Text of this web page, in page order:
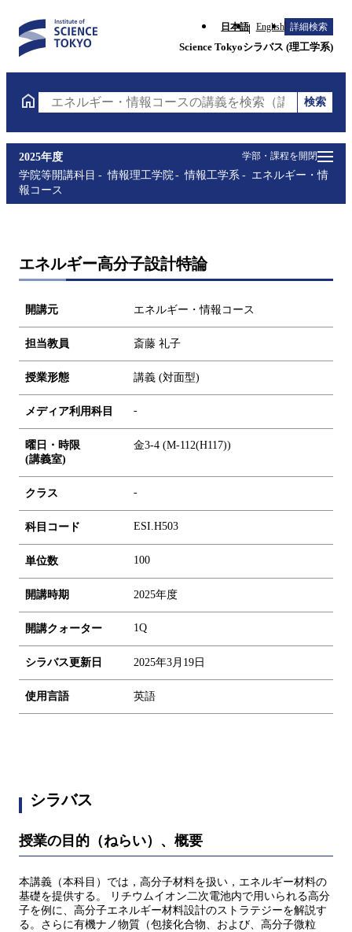
日本語 English 詳細検索
Science Tokyoシラバス (理工学系)
エネルギー・情報コースの講義を検索（講義名・科
検索
学部・課程を開閉
2025年度
学院等開講科目
情報理工学院 情報工学系
エネルギー・情
報コース
エネルギー高分子設計特論
開講元 エネルギー・情報コース
担当教員 斎藤 礼子
授業形態 講義 (対面型)
メディア利用科目 -
曜日・時限
(講義室)
金3-4 (M-112(H117))
クラス -
科目コード ESI.H503
単位数 100
開講時期 2025年度
開講クォーター 1Q
シラバス更新日 2025年3月19日
使用言語 英語
シラバス
授業の目的（ねらい）、概要
本講義（本科目）では，高分子材料を扱い，エネルギー材料の
基礎を提供する。 リチウムイオン二次電池内で用いられる高分
子を例に、高分子エネルギー材料設計のストラテジーを解説す
る。さらに有機ナノ物質（包接化合物、および、高分子微粒